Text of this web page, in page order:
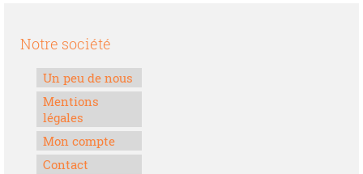
Notre société
Un peu de nous
Mentions
légales
Mon compte
Contact